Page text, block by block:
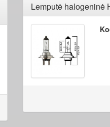
Lemputė halogeninė